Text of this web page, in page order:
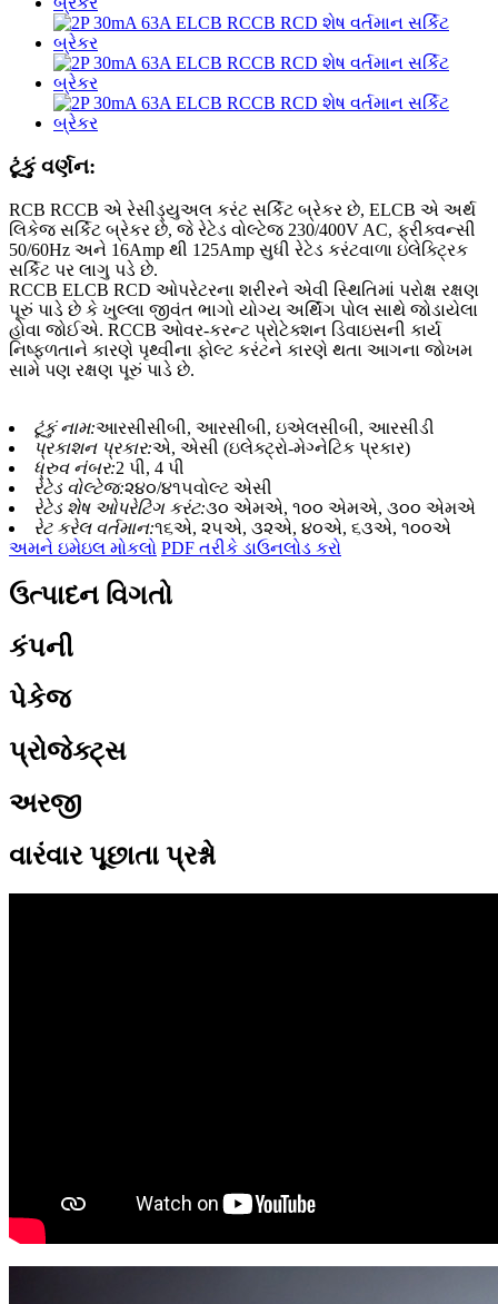
ટૂંકું વર્ણન:
RCB RCCB એ રેસીડ્યુઅલ કરંટ સર્કિટ બ્રેકર છે, ELCB એ અર્થ
લિકેજ સર્કિટ બ્રેકર છે, જે રેટેડ વોલ્ટેજ 230/400V AC, ફ્રીક્વન્સી
50/60Hz અને 16Amp થી 125Amp સુધી રેટેડ કરંટવાળા ઇલેક્ટ્રિક
સર્કિટ પર લાગુ પડે છે.
RCCB ELCB RCD ઓપરેટરના શરીરને એવી સ્થિતિમાં પરોક્ષ રક્ષણ
પૂરું પાડે છે કે ખુલ્લા જીવંત ભાગો યોગ્ય અર્થિંગ પોલ સાથે જોડાયેલા
હોવા જોઈએ. RCCB ઓવર-કરન્ટ પ્રોટેક્શન ડિવાઇસની કાર્ય
નિષ્ફળતાને કારણે પૃથ્વીના ફોલ્ટ કરંટને કારણે થતા આગના જોખમ
સામે પણ રક્ષણ પૂરું પાડે છે.
ટૂંકું નામ:આરસીસીબી, આરસીબી, ઇએલસીબી, આરસીડી
પ્રકાશન પ્રકાર:એ, એસી (ઇલેક્ટ્રો-મેગ્નેટિક પ્રકાર)
ધ્રુવ નંબર:2 પી, 4 પી
રેટેડ વોલ્ટેજ:૨૪૦/૪૧૫વોલ્ટ એસી
રેટેડ શેષ ઓપરેટિંગ કરંટ:૩૦ એમએ, ૧૦૦ એમએ, ૩૦૦ એમએ
રેટ કરેલ વર્તમાન:૧૬એ, ૨૫એ, ૩૨એ, ૪૦એ, ૬૩એ, ૧૦૦એ
અમને ઇમેઇલ મોકલો PDF તરીકે ડાઉનલોડ કરો
ઉત્પાદન વિગતો
કંપની
પેકેજ
પ્રોજેક્ટ્સ
અરજી
વારંવાર પૂછાતા પ્રશ્નો